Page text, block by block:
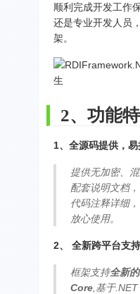
顺利完成开发工作
还是专业开发人员
架。
2、功能
1、全源码提供，
提供无加密、
配套说明文档
代码注释详细
放心使用。
2、 全新跨平台支持
框架支持全新
Core ,基于